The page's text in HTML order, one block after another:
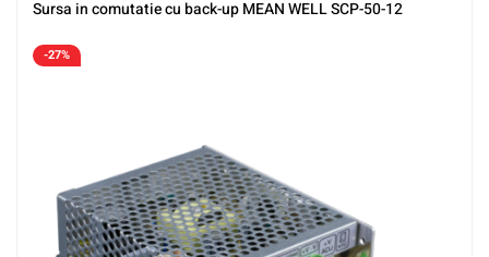
Sursa in comutatie cu back-up MEAN WELL SCP-50-12
-27%